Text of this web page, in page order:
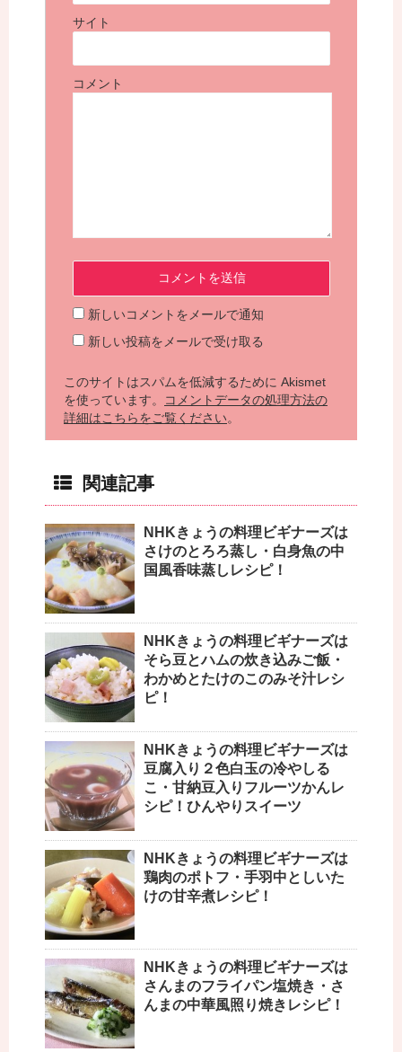
サイト
コメント
新しいコメントをメールで通知
新しい投稿をメールで受け取る
このサイトはスパムを低減するために Akismet
を使っています。
コメントデータの処理方法の
詳細はこちらをご覧ください。
関連記事
NHKきょうの料理ビギナーズは
さけのとろろ蒸し・白身魚の中
国風香味蒸しレシピ！
NHKきょうの料理ビギナーズは
そら豆とハムの炊き込みご飯・
わかめとたけのこのみそ汁レシ
ピ！
NHKきょうの料理ビギナーズは
豆腐入り２色白玉の冷やしる
こ・甘納豆入りフルーツかんレ
シピ！ひんやりスイーツ
NHKきょうの料理ビギナーズは
鶏肉のポトフ・手羽中としいた
けの甘辛煮レシピ！
NHKきょうの料理ビギナーズは
さんまのフライパン塩焼き・さ
んまの中華風照り焼きレシピ！